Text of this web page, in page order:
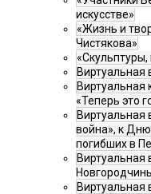
искусстве»
«Жизнь и
Чистякова»
«Скульптуры,
Виртуальная
«Теперь это
Виртуальная
война», к
погибших в
Виртуальная
Виртуальная